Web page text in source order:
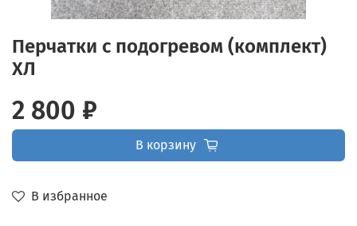
Перчатки с подогревом (комплект)
ХЛ
В избранное
2 800 ₽
В корзину